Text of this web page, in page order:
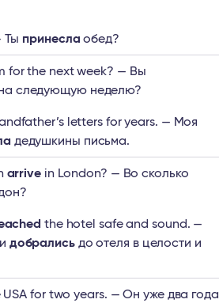
Ты принесла обед?
for the next week? — Вы
следующую неделю?
letters for years. — Моя
дедушкины письма.
arrivein London? — Во сколько
the hotel safe and sound. —
добралисьдо отеля в целости и
USA for two years. — Он уже два года